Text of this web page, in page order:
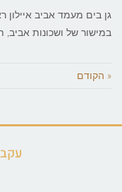
גן בים מעמד אביב
במישור של ושכונות אביב,
« הקודם